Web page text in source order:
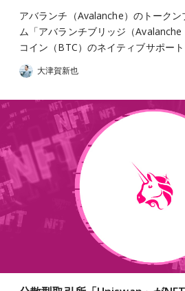
アバランチ（Avalanche）のトーク
ム「アバランチブリッジ（
コイン（BTC）のネイティブサポー
大津賀新也